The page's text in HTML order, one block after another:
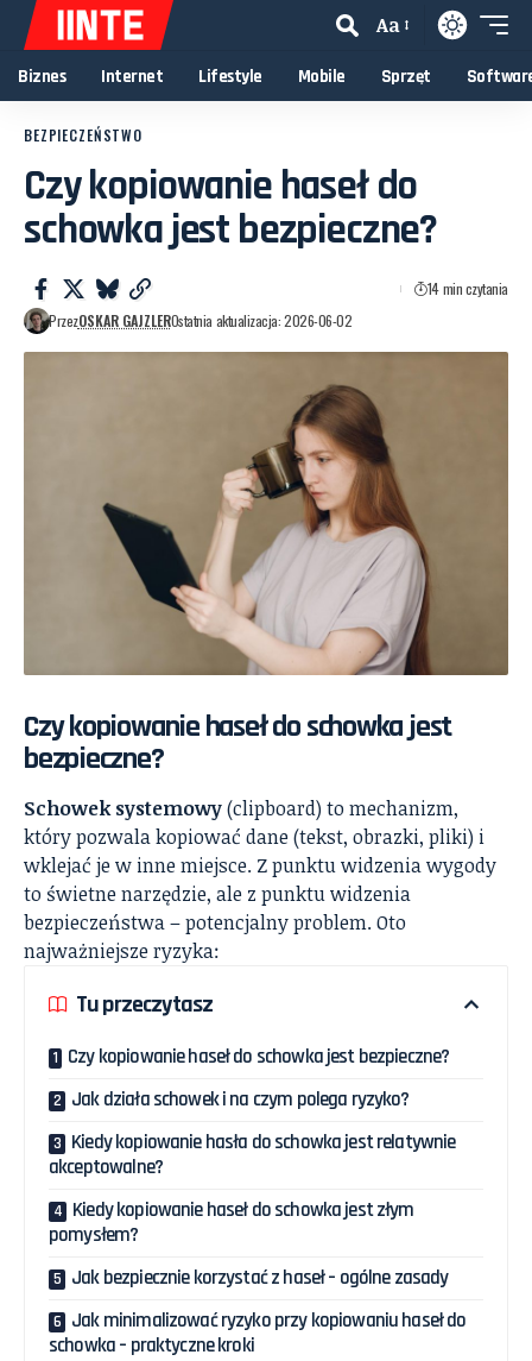
Aa
Biznes Internet Lifestyle Mobile Sprzęt
BEZPIECZEŃSTWO
Czy kopiowanie haseł do
schowka jest bezpieczne?
PrzezOSKAR GAJZLEROstatnia aktualizacja: 2026-06-02
14 min czytania
Czy kopiowanie haseł do schowka jest
bezpieczne?
Schowek systemowy(clipboard) to mechanizm,
który pozwala kopiować dane (tekst, obrazki, pliki) i
wklejać je w inne miejsce. Z punktu widzenia wygody
to świetne narzędzie, ale z punktu widzenia
bezpieczeństwa – potencjalny problem. Oto
najważniejsze ryzyka:
Tu przeczytasz
Czy kopiowanie haseł do schowka jest bezpieczne?
Jak działa schowek i na czym polega ryzyko?
Kiedy kopiowanie hasła do schowka jest relatywnie
akceptowalne?
Kiedy kopiowanie haseł do schowka jest złym
pomysłem?
Jak bezpiecznie korzystać z haseł – ogólne zasady
Jak minimalizować ryzyko przy kopiowaniu haseł do
schowka – praktyczne kroki